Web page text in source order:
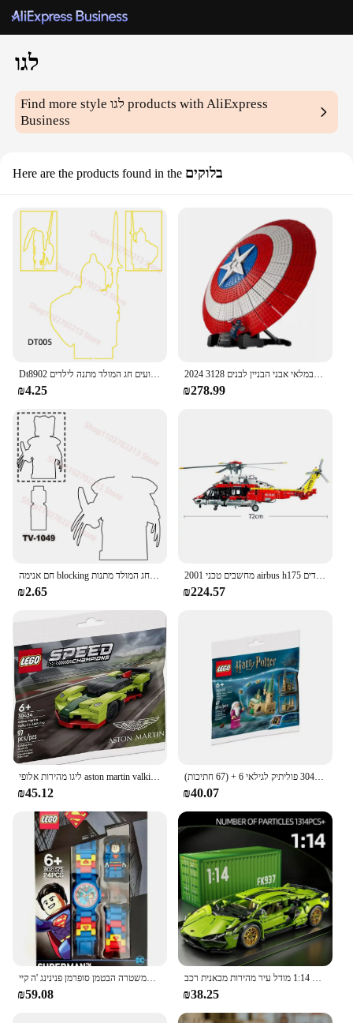
לגו
Find more styleלגו products with AliExpress
Business
Here are the products found in the בלוקים
Dt8902 דמויות פעולה חינוכי אבני בניין הרכבה מיני צעצועים חג המולד מתנה לילדים dt002 dt003 dt004 dt005
₪4.25
2024 במלאי אבני הבניין לבנים 3128pcs פאזל צעצועים תואם מגן יצירתי moc 76262 מודל חג המולד מתנות יום הולדת
₪278.99
חם אנימה blocking בלוקים מיני פעולה דמויות ראשים חינוכיים צעצועים עבור חג המולד מתנות tv6207 tv1049 tv1051 tv1051 tv1052 tv1051 tv1052 tv1051 tv1052 tv1052 tv1052
₪2.65
2001 מחשבים טכני airbus h175 מנוע חשמלי להרכיב לבנים הצלה מסוק בניית בלוקים 42145 צעצועים לילדים
₪224.57
ליגו מהירות אלופי aston martin valkirie amr פרו 30434 לבנים צעצוע לגילאי 6 + (97 חתיכות) מתנה ליום הולדת
₪45.12
ליגו הארי פוטר לבנות טירה הוגוורטס משלך 30435 פוליתיק לגילאי 6 + (67 חתיכות)
₪40.07
צעצועים לצפות צעצועים התאספו בניין בלוקים צעצועים המשטרה הבטמן סופרמן פנינינג 'ה קיי lavid מתנה ליום הולדת לילדים מתנה לילדים
₪59.08
מכונית ספורט טכנית 1280 יח 'בניין חשמלי בלוקים 1:14 מודל עיר מהירות מכאנית רכב supercar פאזל צעצוע ילד מתנה
₪38.25